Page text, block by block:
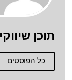
תוכן שיווקי
כל הפוסטים